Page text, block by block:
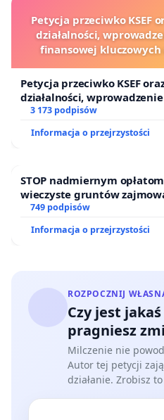
Petycja przeciwko KSEF
działalności,
finansowej
Petycja przeciwko KSEF
działalności,
finansowej kluczowych
3 173 podpisów
Informacja o przejrzystości
STOP nadmiernym
wieczyste gruntów
ogrody działkowe.
749 podpisów
Informacja o przejrzystości
ROZPOCZNIJ
Czy jest
pragniesz
Milczenie nie
Autor tej petycji
działanie. Zrobisz